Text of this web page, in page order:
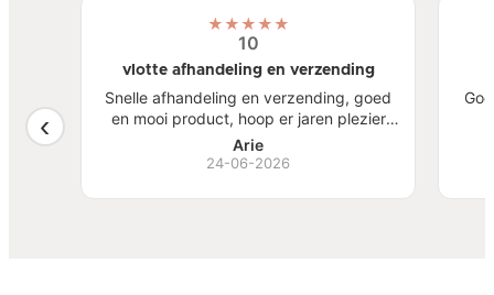
mooi
★★★★★
10
vlotte afhandeling en verzending
Snelle afhandeling en verzending, goed
en mooi product, hoop er jaren plezier
van te hebben.
Arie
24-06-2026